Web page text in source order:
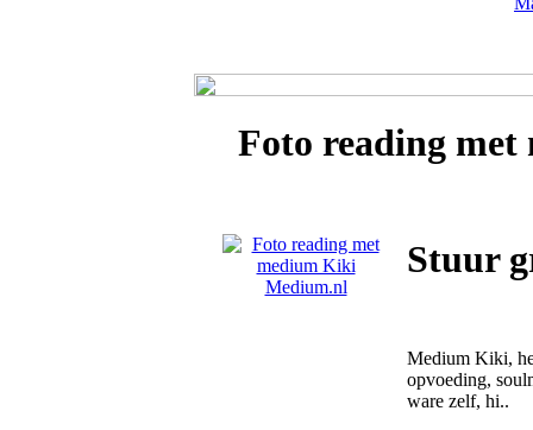
Foto reading
Stuur
Medium Kiki,
opvoeding,
ware zelf, hi..